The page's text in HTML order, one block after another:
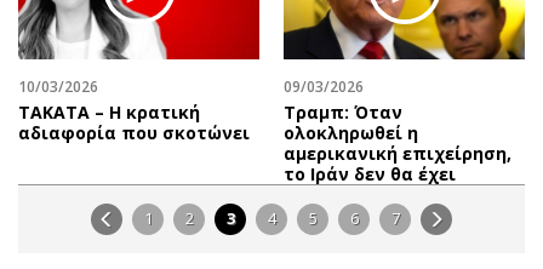
10/03/2026
ΤΑΚΑΤΑ – Η κρατική
αδιαφορία που σκοτώνει
09/03/2026
Τραμπ: Όταν
ολοκληρωθεί η
αμερικανική επιχείρηση,
το Ιράν δεν θα έχει
1 2 3 4 5 6 7